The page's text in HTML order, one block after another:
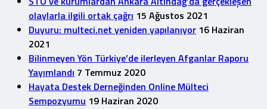
olaylarla ilgili ortak çağrı 15 Ağustos 2021
Duyuru: multeci.net yeniden yapılanıyor 16 Haziran
2021
Bilinmeyen Yön Türkiye’de ilerleyen Afganlar Raporu
Yayımlandı 7 Temmuz 2020
Hayata Destek Derneğinden Online Mülteci
Sempozyumu 19 Haziran 2020